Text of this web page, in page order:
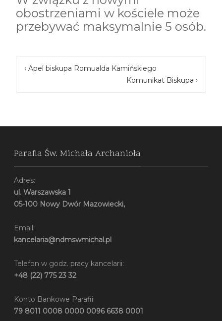
obostrzeniami w kościele może
przebywać maksymalnie 5 osób.
Post navigation
‹ Apel biskupa Romualda Kamińskiego
Komunikat Biskupa ›
Parafia Św. Michała Archanioła
Adres:
ul. Warszawska 1
05-100 Nowy Dwór Mazowiecki,
Email:
kancelaria@ndmswmichal.pl
Telefon w godz. pracy kancelarii:
+48 (22) 775 23 32
Konto Bankowe Parafii:
79 8011 0008 0000 0096 6638 0001